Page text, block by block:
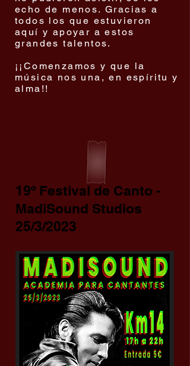
echo de menos. Gracias a
todos los que estuvieron
aquí y apoyar a estos
grandes talentos.
¡¡Comenzamos y que la
música nos una, en espíritu y
alma!!
19º Festival de Canto -
MadiSound Studios
25/3/2023